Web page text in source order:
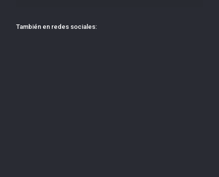
También en redes sociales: